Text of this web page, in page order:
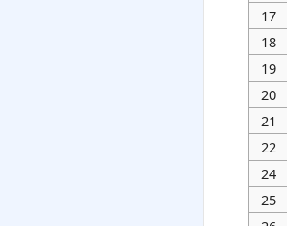
17
18
19
20
21
22
24
25